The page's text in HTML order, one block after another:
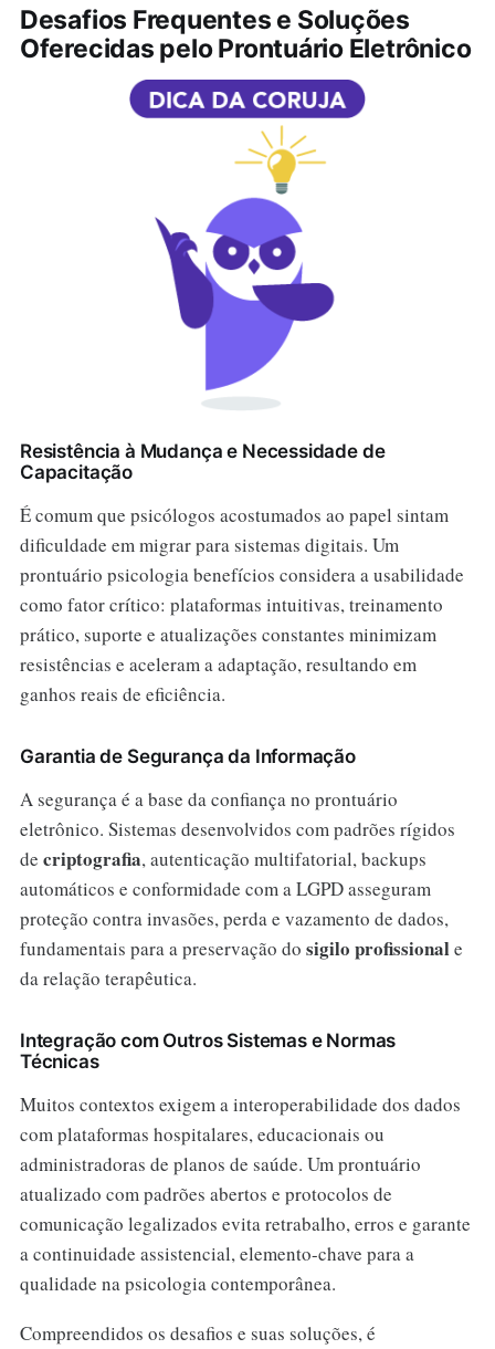
Desafios Frequentes e Soluções
Oferecidas pelo Prontuário Eletrônico
Resistência à Mudança e Necessidade de
Capacitação
É comum que psicólogos acostumados ao papel sintam
dificuldade em migrar para sistemas digitais. Um
prontuário psicologia benefícios considera a usabilidade
como fator crítico: plataformas intuitivas, treinamento
prático, suporte e atualizações constantes minimizam
resistências e aceleram a adaptação, resultando em
ganhos reais de eficiência.
Garantia de Segurança da Informação
A segurança é a base da confiança no prontuário
eletrônico. Sistemas desenvolvidos com padrões rígidos
de criptografia, autenticação multifatorial, backups
automáticos e conformidade com a LGPD asseguram
proteção contra invasões, perda e vazamento de dados,
fundamentais para a preservação do sigilo profissionale
da relação terapêutica.
Integração com Outros Sistemas e Normas
Técnicas
Muitos contextos exigem a interoperabilidade dos dados
com plataformas hospitalares, educacionais ou
administradoras de planos de saúde. Um prontuário
atualizado com padrões abertos e protocolos de
comunicação legalizados evita retrabalho, erros e garante
a continuidade assistencial, elemento-chave para a
qualidade na psicologia contemporânea.
Compreendidos os desafios e suas soluções, é